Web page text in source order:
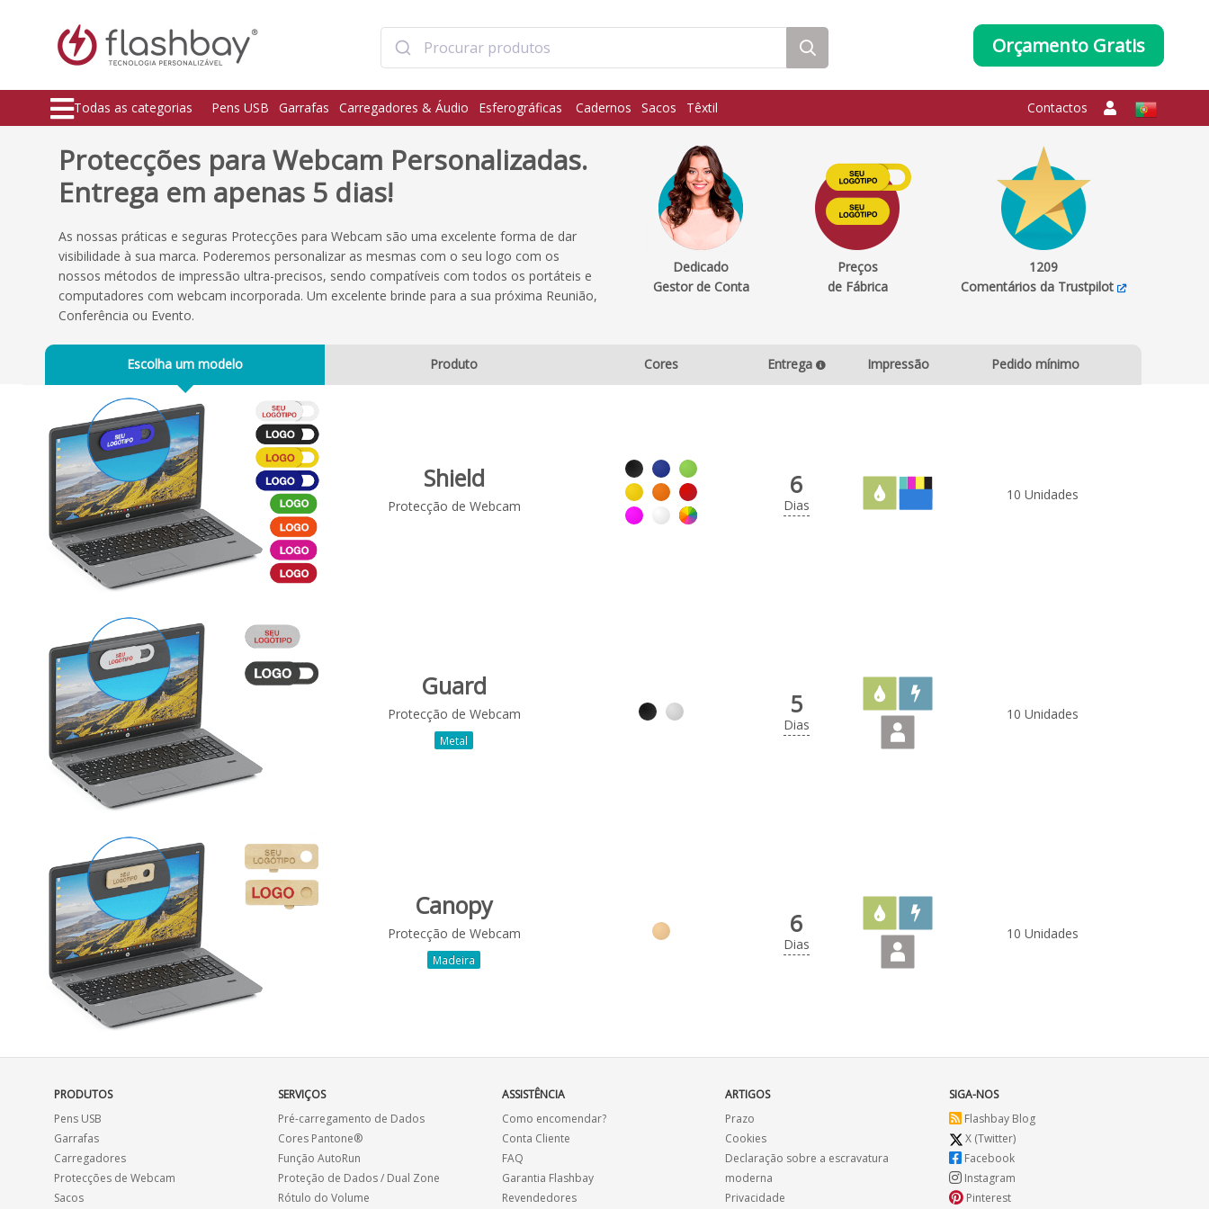
Orçamento Gratis
Todas as categorias Pens USB Garrafas Carregadores & Áudio Esferográficas Cadernos Sacos Têxtil Contactos
Protecções para Webcam Personalizadas.
Entrega em apenas 5 dias!
As nossas práticas e seguras Protecções para Webcam são uma excelente forma de dar
visibilidade à sua marca. Poderemos personalizar as mesmas com o seu logo com os
nossos métodos de impressão ultra-precisos, sendo compatíveis com todos os portáteis e
computadores com webcam incorporada. Um excelente brinde para a sua próxima Reunião,
Conferência ou Evento.
Dedicado
Gestor de Conta
Preços
de Fábrica
1209
Comentários da Trustpilot
Escolha um modelo Produto Cores Entrega Impressão Pedido mínimo
Shield
Protecção de Webcam
6
Dias
10 Unidades
Guard
Protecção de Webcam
Metal
5
Dias
10 Unidades
Canopy
Protecção de Webcam
Madeira
6
Dias
10 Unidades
PRODUTOS
Pens USB
Garrafas
Carregadores
Protecções de Webcam
Sacos
SERVIÇOS
Pré-carregamento de Dados
Cores Pantone®
Função AutoRun
Proteção de Dados / Dual Zone
Rótulo do Volume
ASSISTÊNCIA
Como encomendar?
Conta Cliente
FAQ
Garantia Flashbay
Revendedores
ARTIGOS
Prazo
Cookies
Declaração sobre a escravatura
moderna
Privacidade
SIGA-NOS
Flashbay Blog
X (Twitter)
Facebook
Instagram
Pinterest